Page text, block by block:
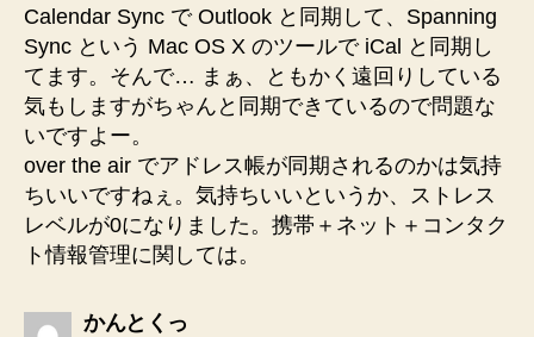
Calendar Sync で Outlook と同期して、Spanning
Sync という Mac OS X のツールで iCal と同期し
てます。そんで… まぁ、ともかく遠回りしている
気もしますがちゃんと同期できているので問題な
いですよー。
over the air でアドレス帳が同期されるのかは気持
ちいいですねぇ。気持ちいいというか、ストレス
レベルが0になりました。携帯＋ネット＋コンタク
ト情報管理に関しては。
かんとくっ